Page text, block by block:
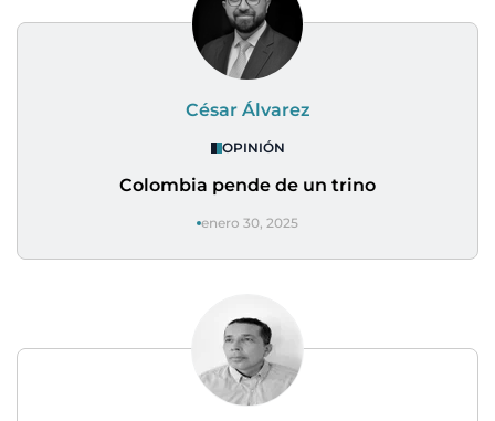
César Álvarez
OPINIÓN
Colombia pende de un trino
enero 30, 2025